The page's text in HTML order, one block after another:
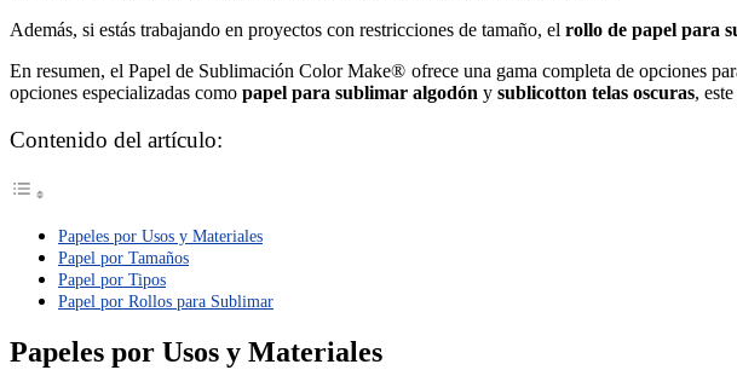
Además, si estás trabajando en proyectos con restricciones de tamaño, el rollo de papel para
En resumen, el Papel de Sublimación Color Make® ofrece una gama completa de opciones
opciones especializadas como papel para sublimar algodón y sublicotton telas oscuras,
Contenido del artículo:
Papeles por Usos y Materiales
Papel por Tamaños
Papel por Tipos
Papel por Rollos para Sublimar
Papeles por Usos y Materiales